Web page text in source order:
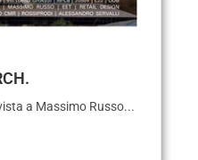
a Massimo Russo...